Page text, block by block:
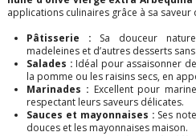
applications culinaires grâce à sa saveur
Pâtisserie : Sa douceur
madeleines et d’autres desserts
Salades : Idéal pour assaisonner
la pomme ou les raisins secs, en
Marinades : Excellent pour
respectant leurs saveurs délicates.
Sauces et mayonnaises : Ses
douces et les mayonnaises maison.